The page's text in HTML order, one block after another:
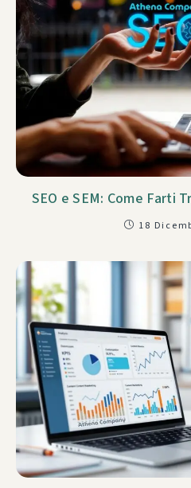
SEO e SEM: Come Farti
18